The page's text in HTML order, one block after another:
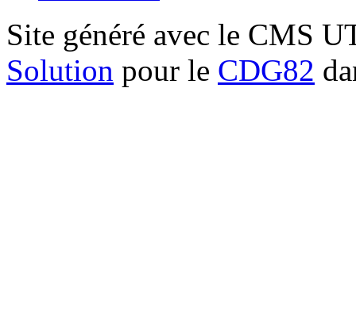
Site généré avec le CMS
Solution pour le CDG82